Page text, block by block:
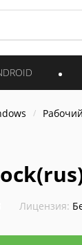
Лицензия: